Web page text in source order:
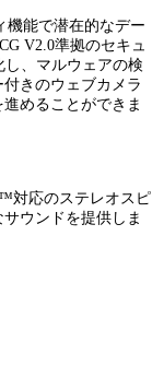
機能で潜在的なデー
V2.0準拠のセキュ
し、マルウェアの検
きのウェブカメラ
めることができま
対応のステレオスピ
ウンドを提供しま